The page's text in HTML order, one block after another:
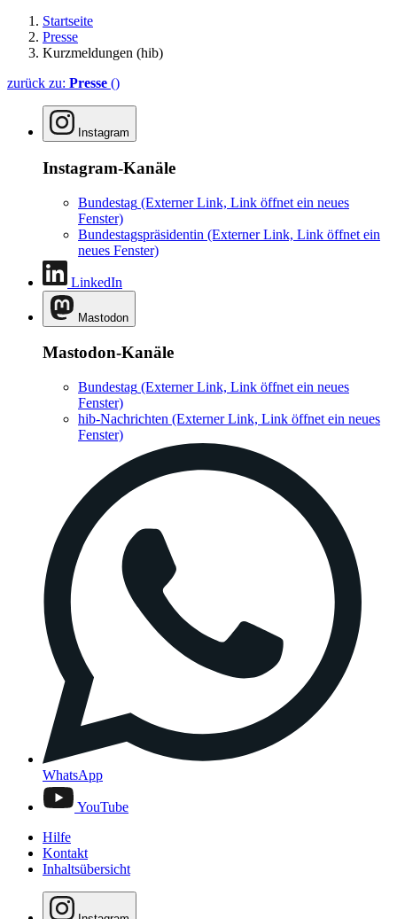
Startseite
Presse
Kurzmeldungen (hib)
zurück zu: Presse ()
Instagram
Instagram-Kanäle
Bundestag (Externer Link, Link öffnet ein neues
Fenster)
Bundestagspräsidentin (Externer Link, Link öffnet ein
neues Fenster)
LinkedIn
Mastodon
Mastodon-Kanäle
Bundestag (Externer Link, Link öffnet ein neues
Fenster)
hib-Nachrichten (Externer Link, Link öffnet ein neues
Fenster)
WhatsApp
YouTube
Hilfe
Kontakt
Inhaltsübersicht